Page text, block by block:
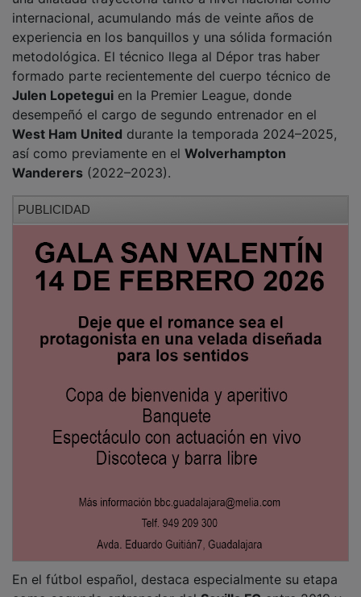
internacional, acumulando más de veinte años de
experiencia en los banquillos y una sólida formación
metodológica. El técnico llega al Dépor tras haber
formado parte recientemente del cuerpo técnico de
Julen Lopeteguien la Premier League, donde
desempeñó el cargo de segundo entrenador en el
West Ham Uniteddurante la temporada 2024–2025,
así como previamente en elWolverhampton
Wanderers (2022–2023).
como segundo entrenador delSevilla FCentre 2019 y